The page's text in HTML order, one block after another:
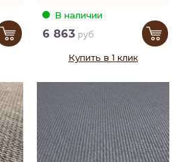
В наличии
6 863 руб
Купить в 1 клик